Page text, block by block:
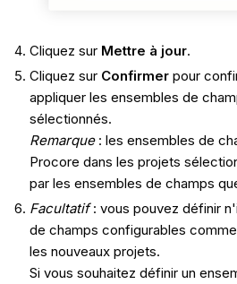
Cliquez sur Mettre à jour.
Cliquez sur Confirmerpour
appliquer les ensembles de
sélectionnés.
Remarque: les ensembles de
Procore dans les projets
par les ensembles de champs
Facultatif: vous pouvez définir
de champs configurables
les nouveaux projets.
Si vous souhaitez définir un